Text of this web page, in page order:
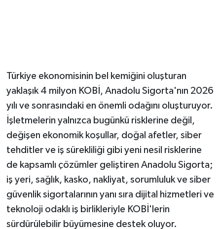
Türkiye ekonomisinin bel kemiğini oluşturan
yaklaşık 4 milyon KOBİ, Anadolu Sigorta'nın 2026
yılı ve sonrasındaki en önemli odağını oluşturuyor.
İşletmelerin yalnızca bugünkü risklerine değil,
değişen ekonomik koşullar, doğal afetler, siber
tehditler ve iş sürekliliği gibi yeni nesil risklerine
de kapsamlı çözümler geliştiren Anadolu Sigorta;
iş yeri, sağlık, kasko, nakliyat, sorumluluk ve siber
güvenlik sigortalarının yanı sıra dijital hizmetleri ve
teknoloji odaklı iş birlikleriyle KOBİ'lerin
sürdürülebilir büyümesine destek oluyor.